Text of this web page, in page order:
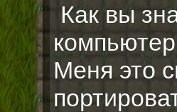
Как вы
Меня это